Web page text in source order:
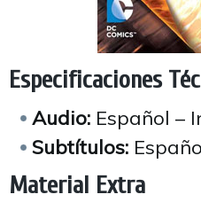
Especificaciones
Audio: Español –
Subtítulos:
Material Extra